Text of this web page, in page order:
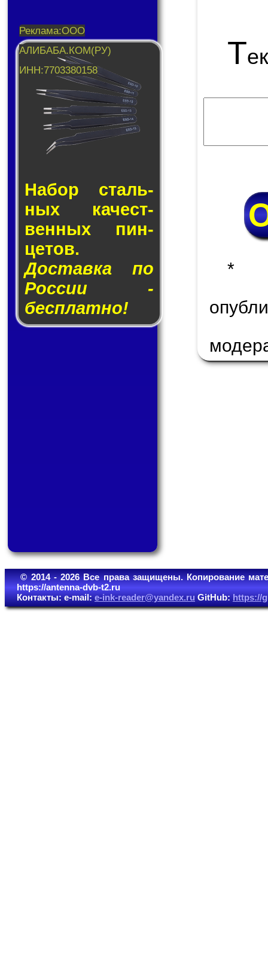
Набор сталь­
ных ка­чест­
вен­ных пин­
це­тов.
Доставка по
России -
бесплатно!
Т
*
© 2014 - 2026 Все права защищены. Копирование
https://antenna-dvb-t2.ru
Контакты: e-mail:e-ink-reader@yandex.ruGitHub:https://